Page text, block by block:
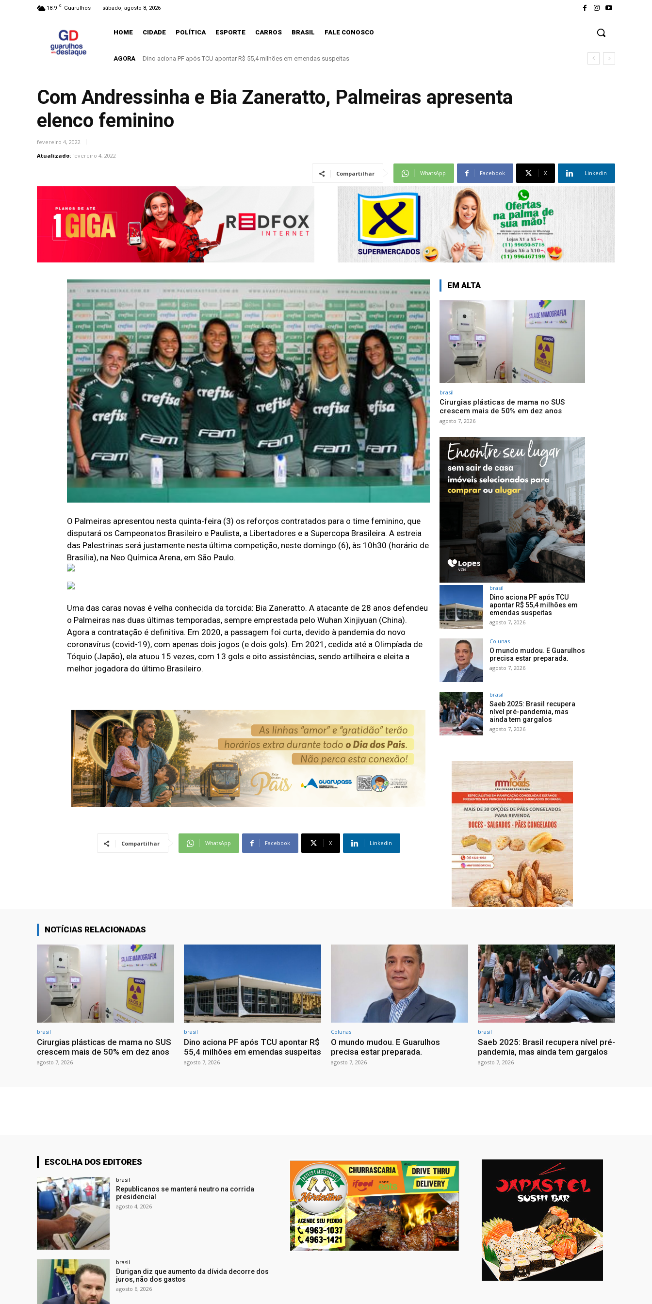
18.9 C Guarulhos sábado, agosto 8, 2026
HOME CIDADE POLÍTICA ESPORTE CARROS BRASIL FALE CONOSCO
AGORA O mundo mudou. E Guarulhos precisa estar preparada.
Com Andressinha e Bia Zaneratto, Palmeiras apresenta
elenco feminino
fevereiro 4, 2022
Atualizado: fevereiro 4, 2022
Compartilhar WhatsApp Facebook X Linkedin
O Palmeiras apresentou nesta quinta-feira (3) os reforços contratados para o time feminino, que
disputará os Campeonatos Brasileiro e Paulista, a Libertadores e a Supercopa Brasileira. A estreia
das Palestrinas será justamente nesta última competição, neste domingo (6), às 10h30 (horário de
Brasília), na Neo Química Arena, em São Paulo.
Uma das caras novas é velha conhecida da torcida: Bia Zaneratto. A atacante de 28 anos defendeu
o Palmeiras nas duas últimas temporadas, sempre emprestada pelo Wuhan Xinjiyuan (China).
Agora a contratação é definitiva. Em 2020, a passagem foi curta, devido à pandemia do novo
coronavírus (covid-19), com apenas dois jogos (e dois gols). Em 2021, cedida até a Olimpíada de
Tóquio (Japão), ela atuou 15 vezes, com 13 gols e oito assistências, sendo artilheira e eleita a
melhor jogadora do último Brasileiro.
Compartilhar WhatsApp Facebook X Linkedin
EM ALTA
brasil
Cirurgias plásticas de mama no SUS
crescem mais de 50% em dez anos
agosto 7, 2026
brasil
Dino aciona PF após TCU
apontar R$ 55,4 milhões em
emendas suspeitas
agosto 7, 2026
Colunas
O mundo mudou. E Guarulhos
precisa estar preparada.
agosto 7, 2026
brasil
Saeb 2025: Brasil recupera
nível pré-pandemia, mas
ainda tem gargalos
agosto 7, 2026
NOTÍCIAS RELACIONADAS
brasil
Cirurgias plásticas de mama no SUS
crescem mais de 50% em dez anos
agosto 7, 2026
brasil
Dino aciona PF após TCU apontar R$
55,4 milhões em emendas suspeitas
agosto 7, 2026
Colunas
O mundo mudou. E Guarulhos
precisa estar preparada.
agosto 7, 2026
brasil
Saeb 2025: Brasil recupera nível pré-
pandemia, mas ainda tem gargalos
agosto 7, 2026
ESCOLHA DOS EDITORES
brasil
Republicanos se manterá neutro na corrida
presidencial
agosto 4, 2026
brasil
Durigan diz que aumento da dívida decorre dos
juros, não dos gastos
agosto 6, 2026